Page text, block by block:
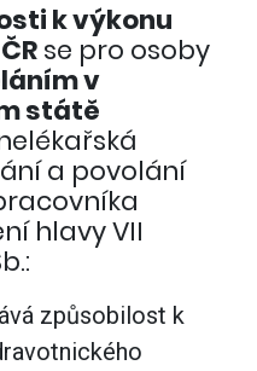
k výkonu
se pro osoby
v
státě
a povolání
hlavy VII
způsobilost k